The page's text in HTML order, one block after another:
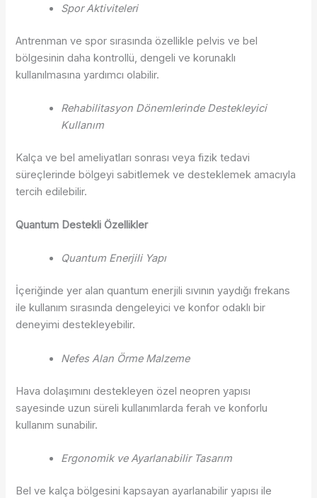
Spor Aktiviteleri
Antrenman ve spor sırasında özellikle pelvis ve bel
bölgesinin daha kontrollü, dengeli ve korunaklı
kullanılmasına yardımcı olabilir.
Rehabilitasyon Dönemlerinde Destekleyici
Kullanım
Kalça ve bel ameliyatları sonrası veya fizik tedavi
süreçlerinde bölgeyi sabitlemek ve desteklemek amacıyla
tercih edilebilir.
Quantum Destekli Özellikler
Quantum Enerjili Yapı
İçeriğinde yer alan quantum enerjili sıvının yaydığı frekans
ile kullanım sırasında dengeleyici ve konfor odaklı bir
deneyimi destekleyebilir.
Nefes Alan Örme Malzeme
Hava dolaşımını destekleyen özel neopren yapısı
sayesinde uzun süreli kullanımlarda ferah ve konforlu
kullanım sunabilir.
Ergonomik ve Ayarlanabilir Tasarım
Bel ve kalça bölgesini kapsayan ayarlanabilir yapısı ile